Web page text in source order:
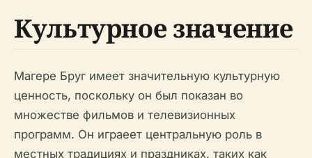
Культурное значение
Магере Бруг имеет значительную культурную
ценность, поскольку он был показан во
множестве фильмов и телевизионных
программ. Он играеет центральную роль в
местных традициях и праздниках, таких как